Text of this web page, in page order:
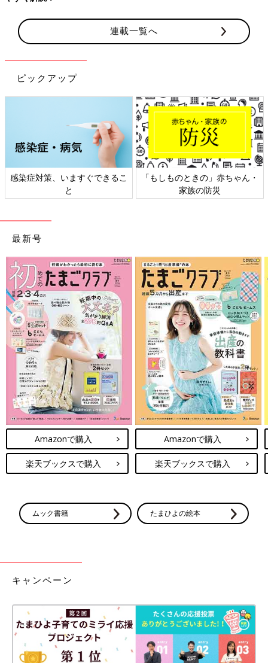
連載一覧へ
ピックアップ
ちゃん・
日本外来小児科学会リーフレッ
六星占術 細木かおり
最新号
Amazonで購入
楽天ブックスで購入
Amazonで購入
楽天ブックスで購入
ムック書籍 たまひよの絵本
キャンペーン